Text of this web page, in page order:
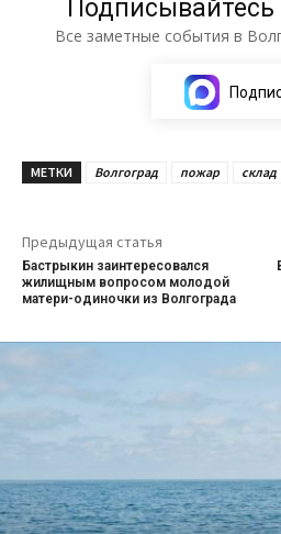
Все заметные события в
МЕТКИ Волгоград пожар склад
Предыдущая статья
Бастрыкин заинтересовался
жилищным вопросом молодой
матери-одиночки из Волгограда